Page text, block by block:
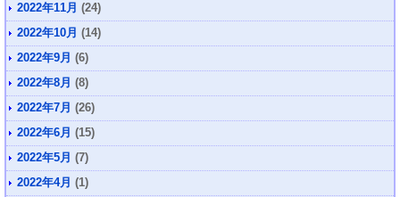
2022年11月 (24)
2022年10月 (14)
2022年9月 (6)
2022年8月 (8)
2022年7月 (26)
2022年6月 (15)
2022年5月 (7)
2022年4月 (1)